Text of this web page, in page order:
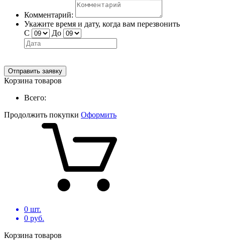
Комментарий:
Укажите время и дату, когда вам перезвонить
С
До
Отправить заявку
Корзина товаров
Всего:
Продолжить покупки Оформить
0 шт.
0 руб.
Корзина товаров